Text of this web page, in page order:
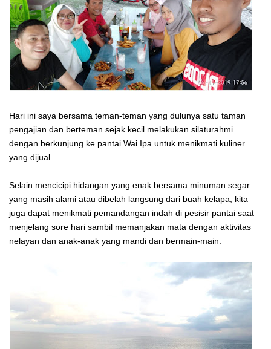
Hari ini saya bersama teman-teman yang dulunya satu taman
pengajian dan berteman sejak kecil melakukan silaturahmi
dengan berkunjung ke pantai Wai Ipa untuk menikmati kuliner
yang dijual.
Selain mencicipi hidangan yang enak bersama minuman segar
yang masih alami atau dibelah langsung dari buah kelapa, kita
juga dapat menikmati pemandangan indah di pesisir pantai saat
menjelang sore hari sambil memanjakan mata dengan aktivitas
nelayan dan anak-anak yang mandi dan bermain-main.